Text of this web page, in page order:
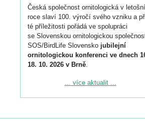
Česká společnost ornitologická v
roce slaví 100. výročí svého vzniku a při
té příležitosti pořádá ve spolupráci
se Slovenskou ornitologickou
SOS/BirdLife Slovensko jubilejní
ornitologickou konferenci ve dnech
18. 10. 2026 v Brně.
Podrobnější informace ke konferenci
Registrovat se můžete do 6. září.
... více aktualit ...